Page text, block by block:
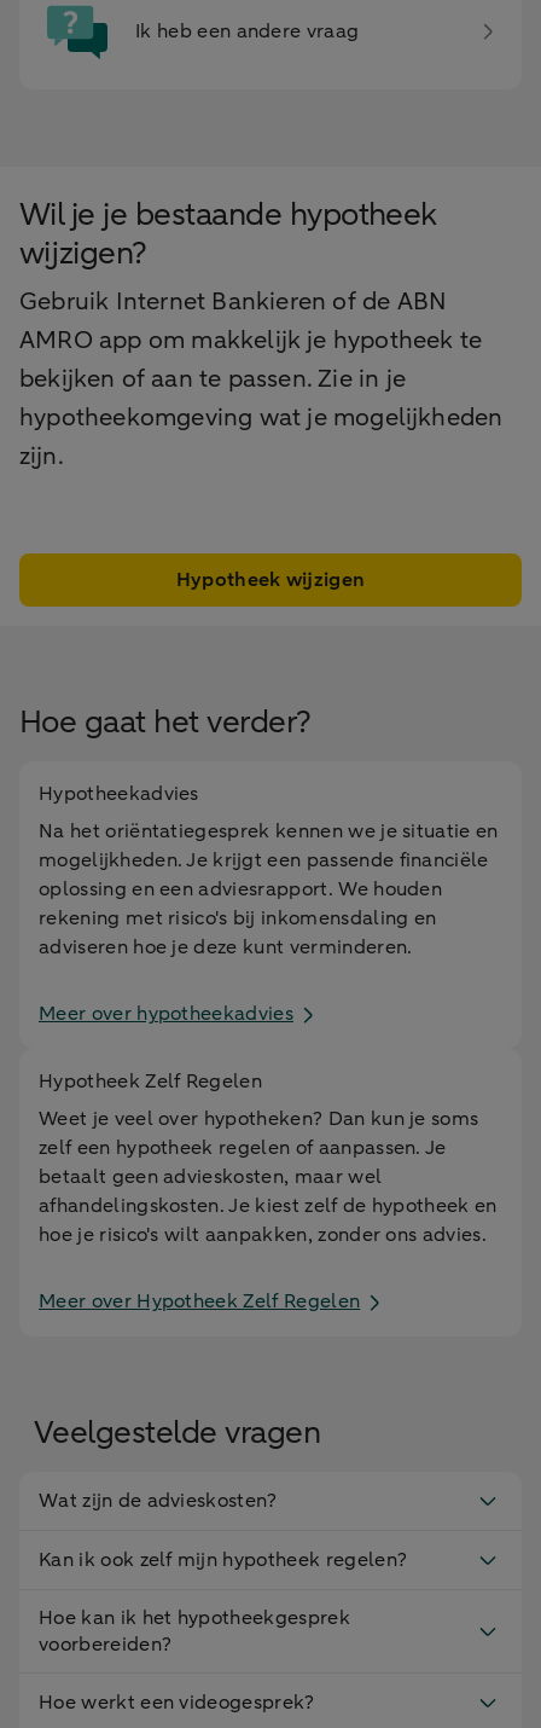
Ik heb een andere­ vraag
Wil je je bestaande hypotheek
wijzigen?
Gebruik Internet Bankieren of de ABN
AMRO app om makkelijk je hypotheek te
bekijken of aan te passen. Zie in je
hypotheekomgeving wat je mogelijkheden
zijn.
Hypotheek wijzigen
Hoe gaat het verder?
Hypotheekadvies
Na het oriëntatiegesprek kennen we je situatie en
mogelijkheden. Je krijgt een passende financiële
oplossing en een adviesrapport. We houden
rekening met risico's bij inkomensdaling en
adviseren hoe je deze kunt verminderen.
Meer over hypotheekadvies
Hypotheek Zelf Regelen
Weet je veel over hypotheken? Dan kun je soms
zelf een hypotheek regelen of aanpassen. Je
betaalt geen advieskosten, maar wel
afhandelingskosten. Je kiest zelf de hypotheek en
hoe je risico's wilt aanpakken, zonder ons advies.
Meer over Hypotheek Zelf Regelen
Veelgestelde vragen
Wat zijn de advieskosten?
Kan ik ook zelf mijn hypotheek regelen?
Hoe kan ik het hypotheekgesprek
voorbereiden?
Hoe werkt een videogesprek?